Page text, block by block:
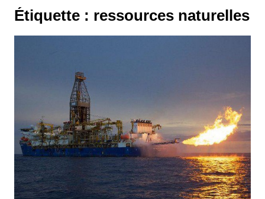
Étiquette : ressources naturelles